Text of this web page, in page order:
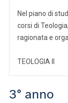
Nel piano di
corsi di
ragionata e
TEOLOGIA II
3° anno